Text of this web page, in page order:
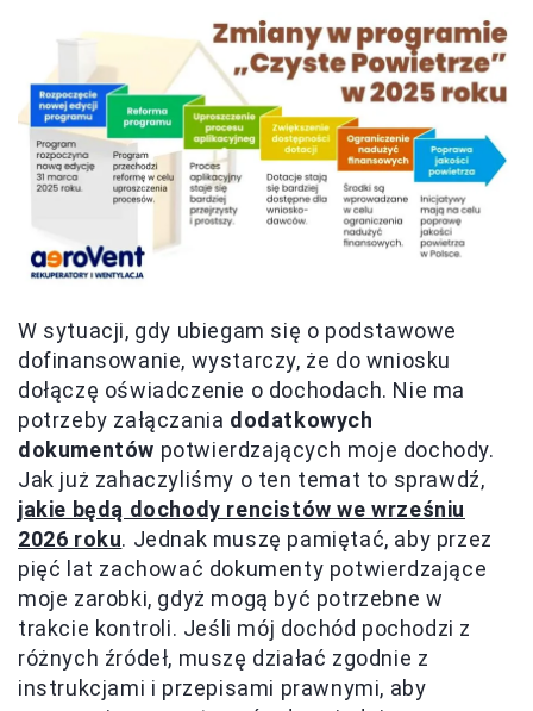
W sytuacji, gdy ubiegam się o podstawowe
dofinansowanie, wystarczy, że do wniosku
dołączę oświadczenie o dochodach. Nie ma
potrzeby załączania dodatkowych
dokumentów potwierdzających moje dochody.
Jak już zahaczyliśmy o ten temat to sprawdź,
jakie będą dochody rencistów we wrześniu
2026 roku. Jednak muszę pamiętać, aby przez
pięć lat zachować dokumenty potwierdzające
moje zarobki, gdyż mogą być potrzebne w
trakcie kontroli. Jeśli mój dochód pochodzi z
różnych źródeł, muszę działać zgodnie z
instrukcjami i przepisami prawnymi, aby